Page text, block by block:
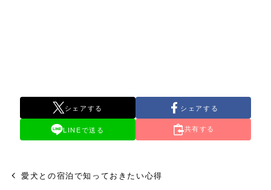
シェアする シェアする
LINEで送る 共有する
愛犬との宿泊で知っておきたい心得